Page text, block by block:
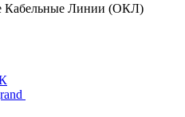
Кабельные Линии (ОКЛ)